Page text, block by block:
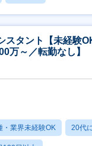
スタント【未経験
万～／転勤なし】
・業界未経験OK 20代